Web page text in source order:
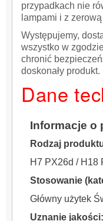
przypadkach nie
lampami i z zerową
Występujemy,
wszystko w
chronić
doskonały produkt.
Dane
Informacje o
Rodzaj
H7 PX26d / H18
Stosowanie
Główny użytek
Uznanie jakości: